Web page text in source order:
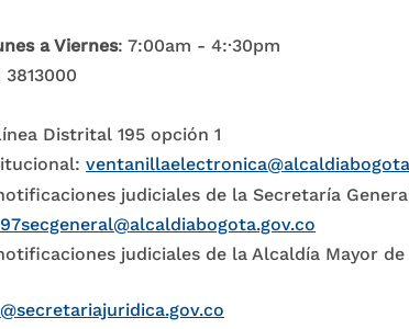
a Viernes: 7:00am - 4:·30pm
3813000
Distrital 195 opción 1
judiciales de la Secretaría
judiciales de la Alcaldía Mayor